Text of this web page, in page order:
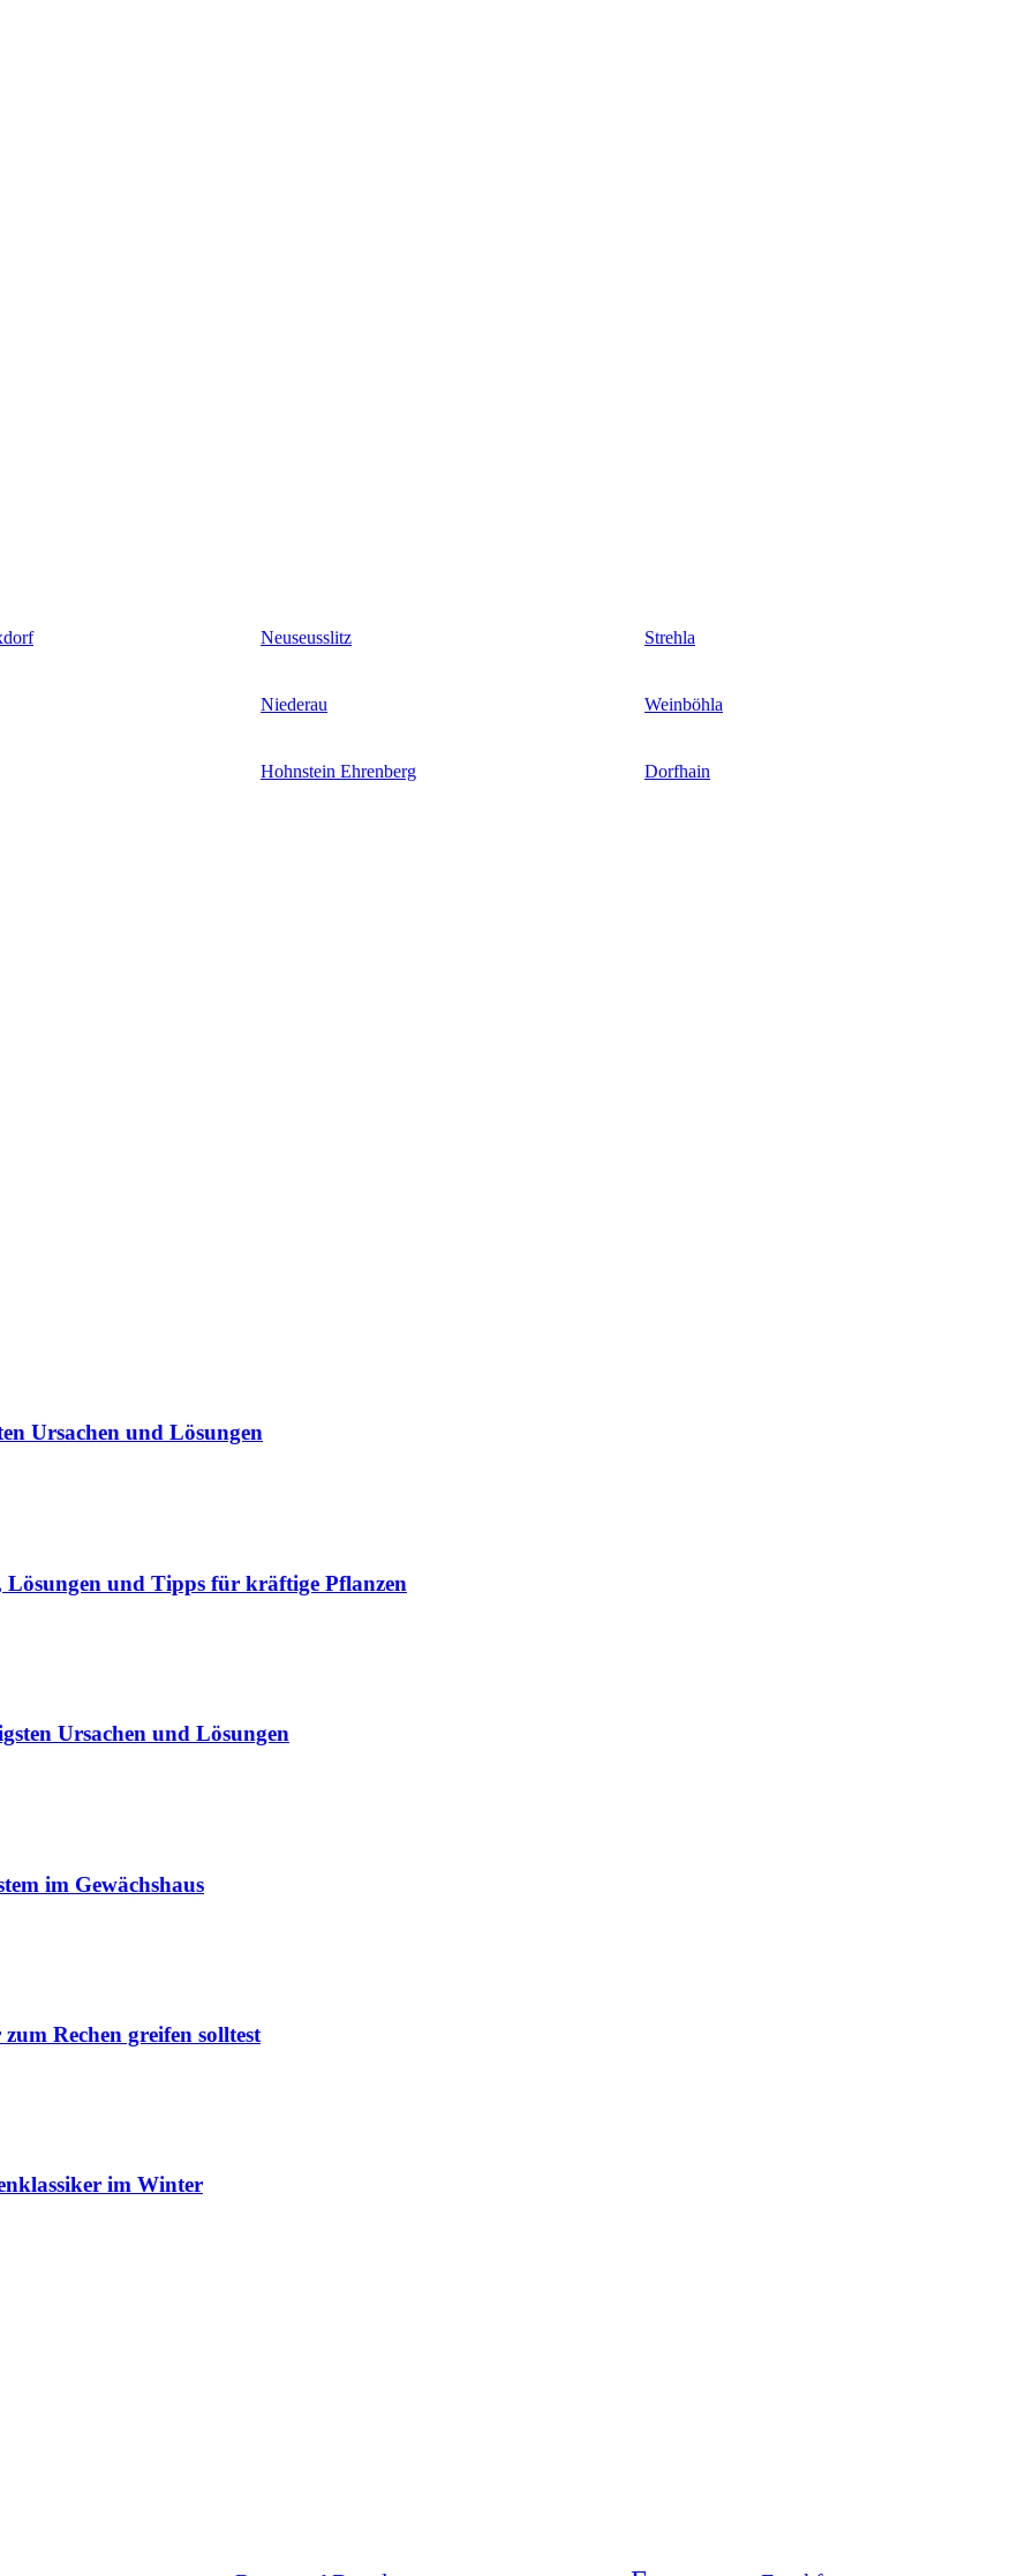
Neuseusslitz Strehla
Niederau Weinböhla
Hohnstein Ehrenberg Dorfhain
Ursachen und Lösungen
Lösungen und Tipps für kräftige Pflanzen
Ursachen und Lösungen
im Gewächshaus
Rechen greifen solltest
im Winter